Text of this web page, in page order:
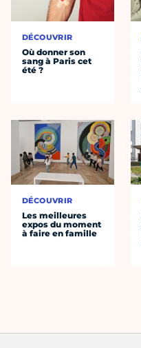
DÉCOUVRIR
Où donner son
sang à Paris cet
été ?
DÉCOUVRIR
Les meilleures
expos du moment
à faire en famille